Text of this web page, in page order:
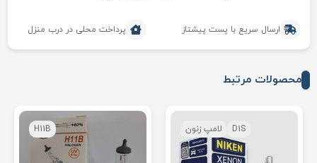
ارسال سریع با پست پیشتاز پرداخت محلی در درب منزل
محصولات مرتبط
D1S لامپ زنون H11B